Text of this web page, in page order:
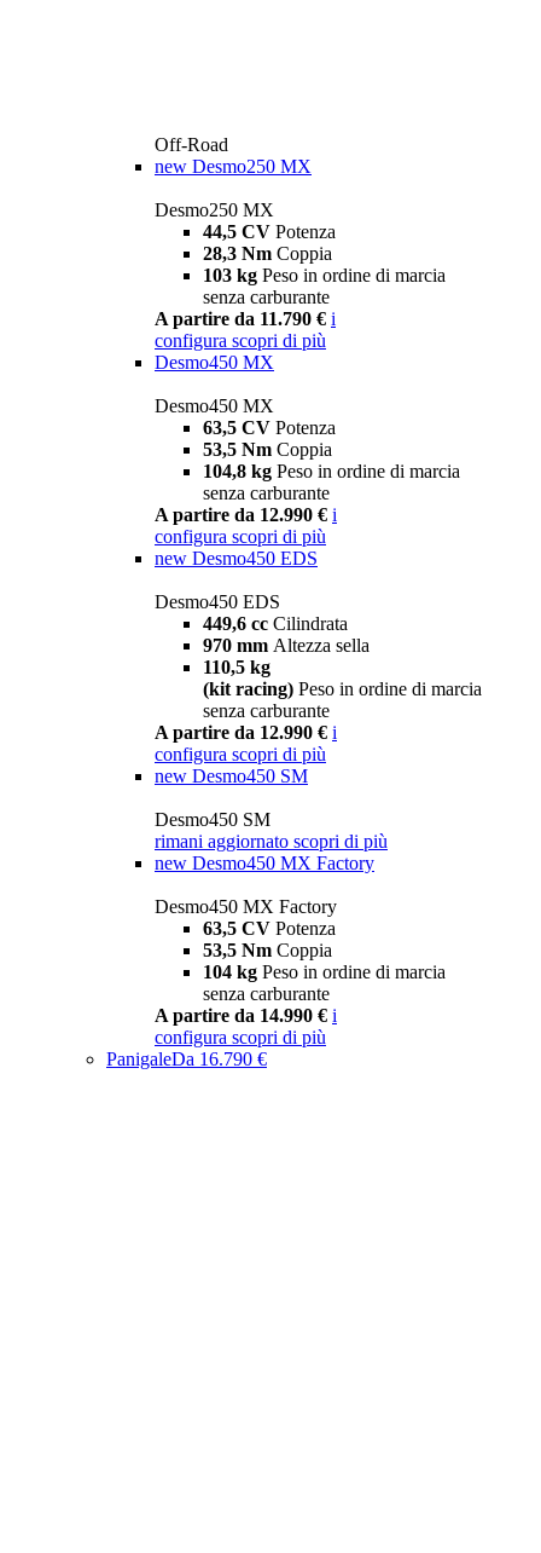
Off-Road
new Desmo250 MX
Desmo250 MX
44,5 CV Potenza
28,3 Nm Coppia
103 kg Peso in ordine di marcia
senza carburante
A partire da 11.790 € i
configura scopri di più
Desmo450 MX
Desmo450 MX
63,5 CV Potenza
53,5 Nm Coppia
104,8 kg Peso in ordine di marcia
senza carburante
A partire da 12.990 € i
configura scopri di più
new Desmo450 EDS
Desmo450 EDS
449,6 cc Cilindrata
970 mm Altezza sella
110,5 kg
(kit racing) Peso in ordine di marcia
senza carburante
A partire da 12.990 € i
configura scopri di più
new Desmo450 SM
Desmo450 SM
rimani aggiornato scopri di più
new Desmo450 MX Factory
Desmo450 MX Factory
63,5 CV Potenza
53,5 Nm Coppia
104 kg Peso in ordine di marcia
senza carburante
A partire da 14.990 € i
configura scopri di più
PanigaleDa 16.790 €